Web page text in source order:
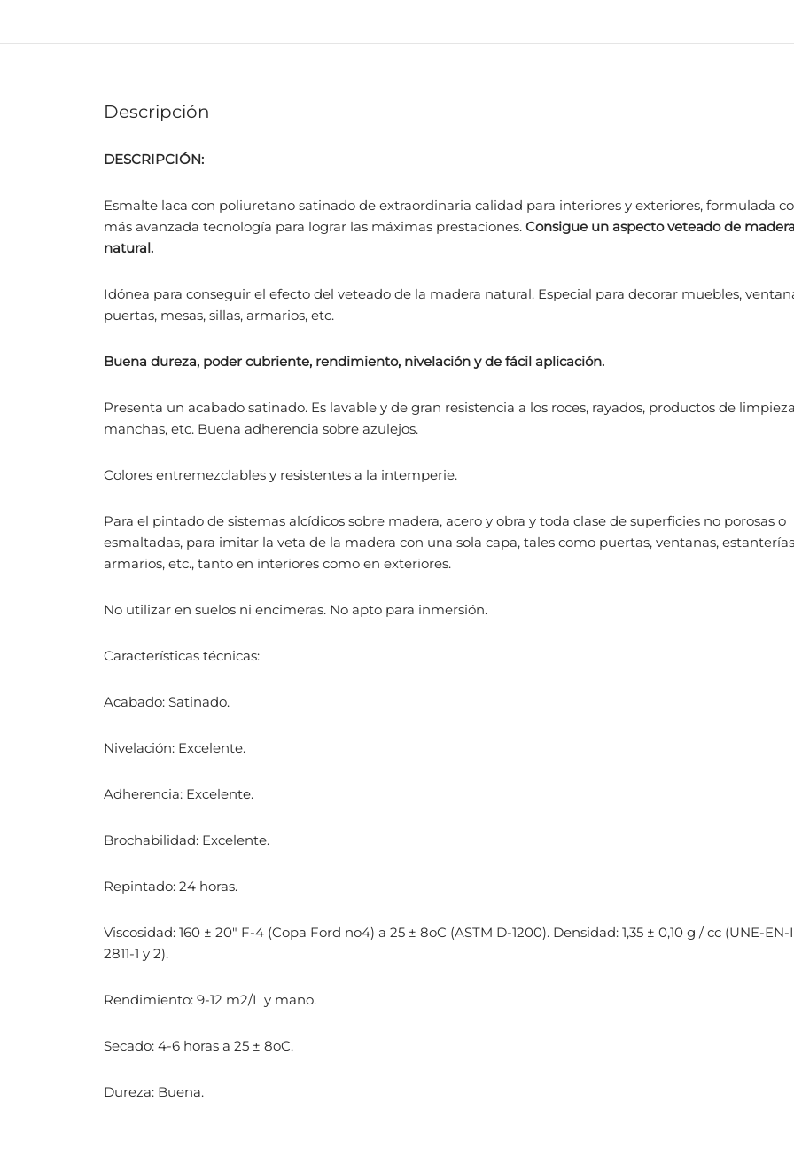
Descripción
DESCRIPCIÓN:
Esmalte laca con poliuretano satinado de extraordinaria calidad para interiores y exteriores, formulada
más avanzada tecnología para lograr las máximas prestaciones. Consigue un aspecto veteado de
natural.
Idónea para conseguir el efecto del veteado de la madera natural. Especial para decorar muebles,
puertas, mesas, sillas, armarios, etc.
Buena dureza, poder cubriente, rendimiento, nivelación y de fácil aplicación.
Presenta un acabado satinado. Es lavable y de gran resistencia a los roces, rayados, productos de
manchas, etc. Buena adherencia sobre azulejos.
Colores entremezclables y resistentes a la intemperie.
Para el pintado de sistemas alcídicos sobre madera, acero y obra y toda clase de superficies no porosas o
esmaltadas, para imitar la veta de la madera con una sola capa, tales como puertas, ventanas,
armarios, etc., tanto en interiores como en exteriores.
No utilizar en suelos ni encimeras. No apto para inmersión.
Características técnicas:
Acabado: Satinado.
Nivelación: Excelente.
Adherencia: Excelente.
Brochabilidad: Excelente.
Repintado: 24 horas.
Viscosidad: 160 ± 20″ F-4 (Copa Ford no4) a 25 ± 8oC (ASTM D-1200). Densidad: 1,35 ± 0,10 g / cc (UNE-EN-
2811-1 y 2).
Rendimiento: 9-12 m2/L y mano.
Secado: 4-6 horas a 25 ± 8oC.
Dureza: Buena.